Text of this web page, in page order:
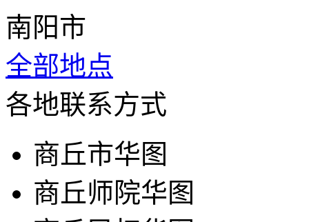
南阳市
全部地点
各地联系方式
商丘市华图
商丘师院华图